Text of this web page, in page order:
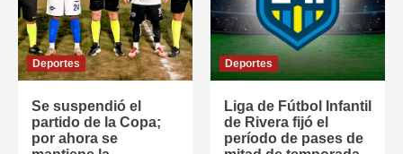
Deportes
Se suspendió el
partido de la Copa;
por ahora se
Deportes
Liga de Fútbol Infantil
de Rivera fijó el
período de pases de